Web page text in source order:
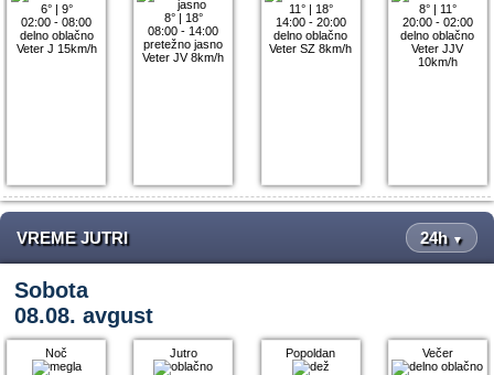
6°| 9°
02:00 - 08:00
delno oblačno
Veter J 15km/h
8°| 18°
08:00 - 14:00
pretežno jasno
Veter JV 8km/h
11°| 18°
14:00 - 20:00
delno oblačno
Veter SZ 8km/h
8°| 11°
20:00 - 02:00
delno oblačno
Veter JJV
10km/h
VREME JUTRI 24h ▼
Sobota
08.08. avgust
Noč Jutro Popoldan Večer